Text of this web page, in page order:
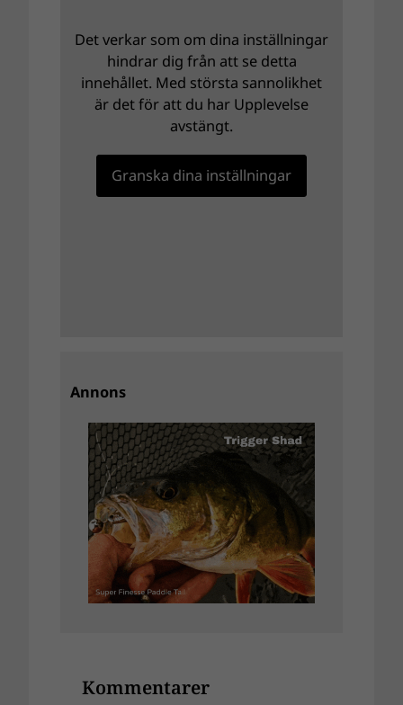
Det verkar som om dina inställningar
hindrar dig från att se detta
innehållet. Med största sannolikhet
är det för att du har Upplevelse
avstängt.
Granska dina inställningar
Annons
Kommentarer